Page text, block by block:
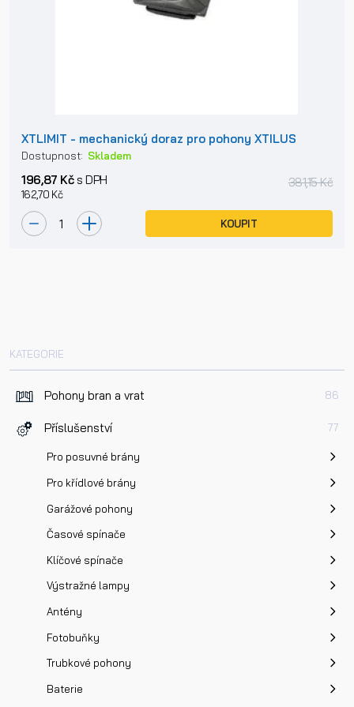
KATEGORIE
Pohony bran a vrat 86
Příslušenství 77
Pro posuvné brány
Pro křídlové brány
Garážové pohony
Časové spínače
Klíčové spínače
Výstražné lampy
Antény
Fotobuňky
Trubkové pohony
Baterie
XTLIMIT - mechanický doraz pro pohony XTILUS
Dostupnost: Skladem
196,87 Kčs DPH
162,70 Kč
381,15 Kč
KOUPIT